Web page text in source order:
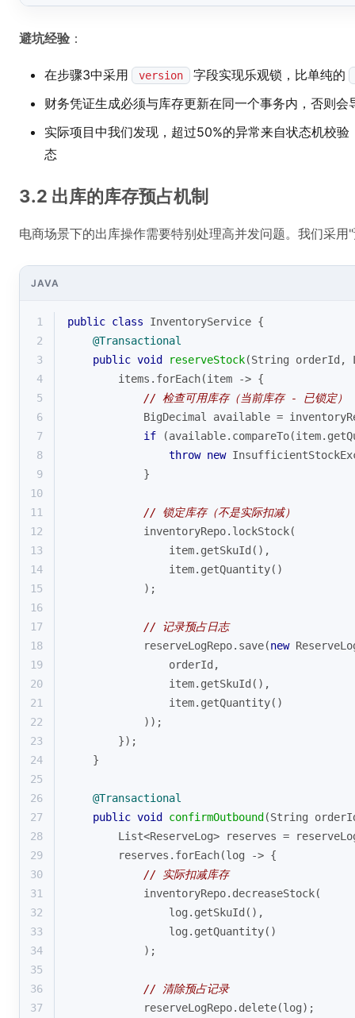
避坑经验 ：
在步骤3中采用 version
字段实现乐观锁，比单纯的
财务凭证生成必须与库存更新在同一个事务内，否则会
实际项目中我们发现，超过50%的异常来自状态机校
态
3.2 出库的库存预占机制
电商场景下的出库操作需要特别处理高并发问题。我们采
JAVA
1 public class InventoryService {
2
@Transactional
3
public void reserveStock(String orderId,
4
        items.forEach(item -> {
5
// 检查可用库存（当前库存 - 已锁定）
6
BigDecimal available =
7
if
8
throw new
9
            }
10
11
// 锁定库存（不是实际扣减）
12
            inventoryRepo.lockStock(
13
                item.getSkuId(),
14
                item.getQuantity()
15
            );
16
17
// 记录预占日志
18
            reserveLogRepo.save(
new
19
                orderId,
20
                item.getSkuId(),
21
                item.getQuantity()
22
            ));
23
        });
24
    }
25
26
@Transactional
27
public void confirmOutbound (String
28
List<ReserveLog> reserves =
29
        reserves.forEach(log -> {
30
// 实际扣减库存
31
            inventoryRepo.decreaseStock(
32
                log.getSkuId(),
33
                log.getQuantity()
34
            );
35
36
// 清除预占记录
37
            reserveLogRepo.delete(log);